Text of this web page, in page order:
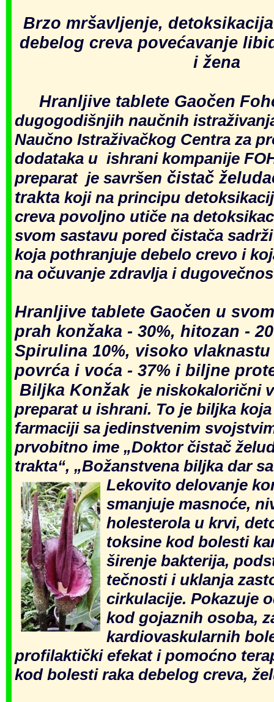
Brzo mršavljenje,
debelog creva povećavanje
i žena
Hranljive tablete Gaočen
dugogodišnjih naučnih
Naučno Istraživačkog Centra za
dodataka u ishrani kompanije
preparat je savršen čistač
trakta koji na principu
creva povoljno utiče na
svom sastavu pored čistača
koja pothranjuje debelo crevo i
na očuvanje zdravlja i
Hranljive tablete Gaočen u
prah konžaka - 30%, hitozan -
Spirulina 10%, visoko
povrća i voća - 37% i biljne
Biljka Konžak je niskokalorični
preparat u ishrani. To je biljka
farmaciji sa jedinstvenim
prvobitno ime „Doktor čistač
trakta“, „Božanstvena biljka
Lekovito delovanje
smanjuje masnoće,
holesterola u krvi,
toksine kod bolesti
širenje bakterija,
tečnosti i uklanja
cirkulacije. Pokazuje
kod gojaznih osoba,
kardiovaskularnih
profilaktički efekat i pomoćno
kod bolesti raka debelog creva,